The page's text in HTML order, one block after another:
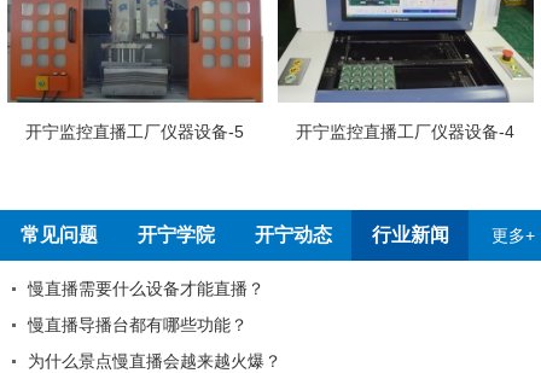
开宁监控直播工厂仪器设备-4 开宁监控直播工厂员工
常见问题 开宁学院 开宁动态 行业新闻 更多+
2026年春节放假通知！
开宁联合创始人给您的一封信
2026年开宁五一劳动节放假通知